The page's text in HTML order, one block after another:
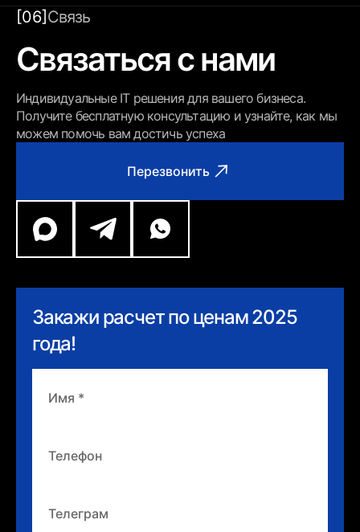
Перезвонить
[06]Связь
Связаться с нами
Индивидуальные IT решения для вашего бизнеса.
Получите бесплатную консультацию и узнайте, как мы
можем помочь вам достичь успеха
Закажи расчет по ценам 2025
года!